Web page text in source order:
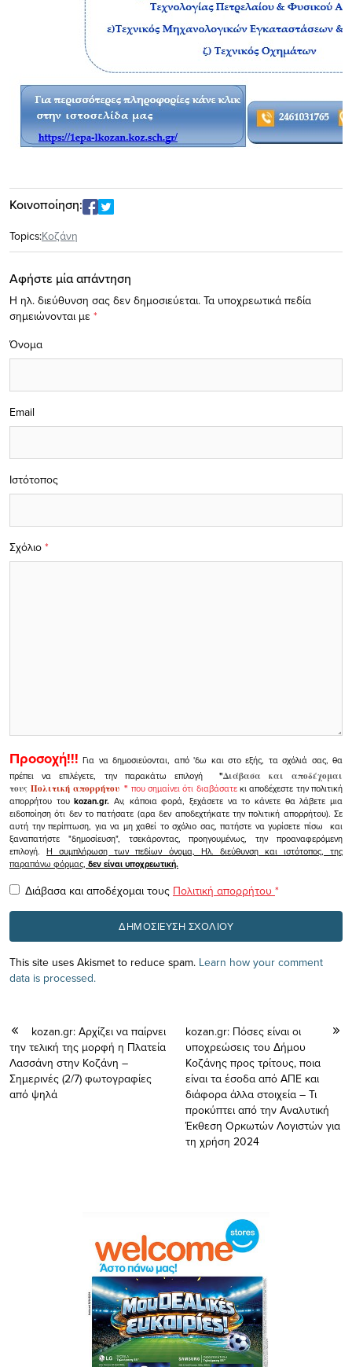
Κοινοποίηση:
Topics:Κοζάνη
Αφήστε μία απάντηση
Η ηλ. διεύθυνση σας δεν δημοσιεύεται. Τα υποχρεωτικά πεδία
σημειώνονται με *
Σχόλιο *
Όνομα
Email
Ιστότοπος
Προσοχή!!! Για να δημοσιεύονται, από 'δω και στο εξής, τα σχόλιά σας, θα
πρέπει να επιλέγετε, την παρακάτω επιλογή
"Διάβασα και αποδέχομαι
τουςΠολιτική απορρήτου" που σημαίνει ότι διαβάσατεκι αποδέχεστε την πολιτική
απορρήτου τουkozan.gr. Αν, κάποια φορά, ξεχάσετε να το κάνετε θα λάβετε μια
ειδοποίηση ότι δεν το πατήσατε (αρα δεν αποδεχτήκατε την πολιτική απορρήτου). Σε
αυτή την περίπτωση, για να μη χαθεί το σχόλιο σας, πατήστε να γυρίσετε πίσω και
ξαναπατήστε "δημοσίευση", τσεκάροντας, προηγουμένως, την προαναφερόμενη
επιλογή.Η συμπλήρωση των πεδίων όνομα, Ηλ. διεύθυνση και ιστότοπος, της
παραπάνω φόρμας, δεν είναι υποχρεωτική.
Διάβασα και αποδέχομαι τους Πολιτική απορρήτου *
This site uses Akismet to reduce spam. Learn how your comment
data is processed.
kozan.gr: Αρχίζει να παίρνει
την τελική της μορφή η Πλατεία
Λασσάνη στην Κοζάνη –
Σημερινές (2/7) φωτογραφίες
από ψηλά
kozan.gr: Πόσες είναι οι
υποχρεώσεις του Δήμου
Κοζάνης προς τρίτους, ποια
είναι τα έσοδα από ΑΠΕ και
διάφορα άλλα στοιχεία – Τι
προκύπτει από την Αναλυτική
Έκθεση Ορκωτών Λογιστών για
τη χρήση 2024